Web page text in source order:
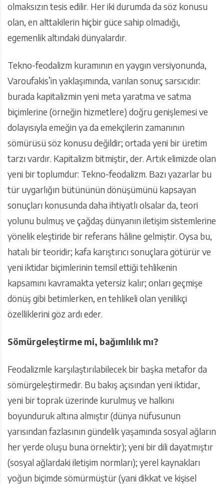
olmaksızın tesis edilir. Her iki durumda da söz konusu
olan, en alttakilerin hiçbir güce sahip olmadığı,
egemenlik altındaki dünyalardır.
Tekno-feodalizm kuramının en yaygın versiyonunda,
Varoufakis’in yaklaşımında, varılan sonuç sarsıcıdır:
burada kapitalizmin yeni meta yaratma ve satma
biçimlerine (örneğin hizmetlere) doğru genişlemesi ve
dolayısıyla emeğin ya da emekçilerin zamanının
sömürüsü söz konusu değildir; ortada yeni bir üretim
tarzı vardır. Kapitalizm bitmiştir, der. Artık elimizde olan
yeni bir toplumdur: Tekno-feodalizm. Bazı yazarlar bu
tür uygarlığın bütününün dönüşümünü kapsayan
sonuçları konusunda daha ihtiyatlı olsalar da, teori
yolunu bulmuş ve çağdaş dünyanın iletişim sistemlerine
yönelik eleştiride bir referans hâline gelmiştir. Oysa bu,
hatalı bir teoridir; kafa karıştırıcı sonuçlara götürür ve
yeni iktidar biçimlerinin temsil ettiği tehlikenin
kapsamını kavramakta yetersiz kalır; onları geçmişe
dönüş gibi betimlerken, en tehlikeli olan yenilikçi
özelliklerini göz ardı eder.
Sömürgeleştirme mi, bağımlılık mı?
Feodalizmle karşılaştırılabilecek bir başka metafor da
sömürgeleştirmedir. Bu bakış açısından yeni iktidar,
yeni bir toprak üzerinde kurulmuş ve halkını
boyunduruk altına almıştır (dünya nüfusunun
yarısından fazlasının gündelik yaşamında sosyal ağların
her yerde oluşu buna örnektir); yeni bir dili dayatmıştır
(sosyal ağlardaki iletişim normları); yerel kaynakları
yoğun biçimde sömürmüştür (yani dikkat ve kişisel